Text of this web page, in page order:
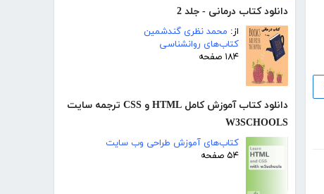
دانلود کتاب درمانی - جلد 2
از: محمد نظری گندشمین
کتاب‌های روانشناسی
۱۸۴ صفحه
دانلود کتاب آموزش کامل HTML و CSS ترجمه سایت
W3SCHOOLS
کتاب‌های آموزش طراحی وب سایت
۵۴ صفحه